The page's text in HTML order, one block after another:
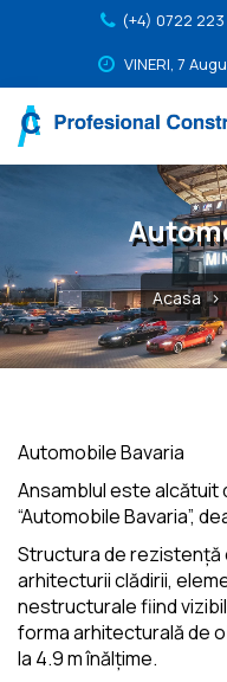
(+4) 0722
VINERI, 7
Acasa
Automobile Bavaria
Ansamblul este alcătuit
“Automobile Bavaria”,
Structura de
arhitecturii clădirii,
nestructurale fiind
forma arhitecturală de
la 4.9 m înălțime.